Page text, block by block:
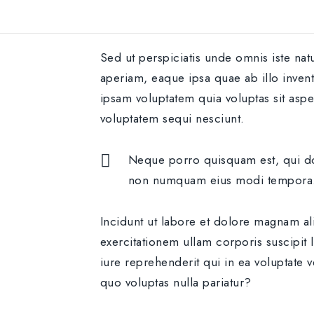
Sed ut perspiciatis unde omnis iste
aperiam, eaque ipsa quae ab illo
ipsam voluptatem quia voluptas sit
voluptatem sequi nesciunt.
Neque porro quisquam est, qui
non numquam eius modi
Incidunt ut labore et dolore magnam
exercitationem ullam corporis
iure reprehenderit qui in ea voluptate
quo voluptas nulla pariatur?